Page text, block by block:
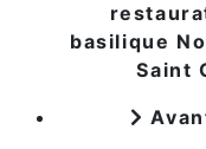
basilique
Saint